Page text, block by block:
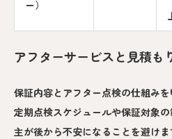
ー）
アフターサービスと見積も
保証内容とアフター点検の仕組み
定期点検スケジュールや保証対象
主が後から不安になることを避け